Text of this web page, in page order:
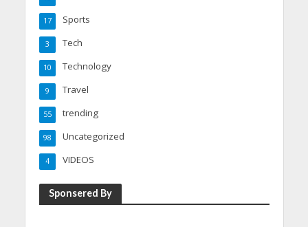
Sports
17
Tech
3
Technology
10
Travel
9
trending
55
Uncategorized
98
VIDEOS
4
Sponsered By